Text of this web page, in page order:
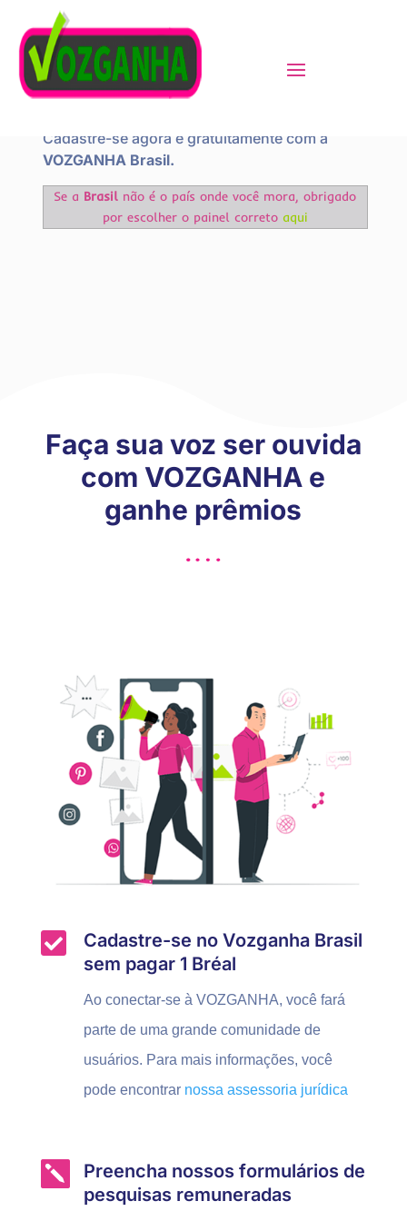
Ganhe dinheiro trabalhando muito menos
Cadastre-se agora e gratuitamente com a
VOZGANHA Brasil.
Se a Brasil não é o país onde você mora, obrigado
por escolher o painel correto aqui
Faça sua voz ser ouvida
com VOZGANHA e
ganhe prêmios

Cadastre-se no Vozganha Brasil
sem pagar 1 Bréal
Ao conectar-se à VOZGANHA, você fará
parte de uma grande comunidade de
usuários. Para mais informações, você
pode encontrar nossa assessoria jurídica

Preencha nossos formulários de
pesquisas remuneradas